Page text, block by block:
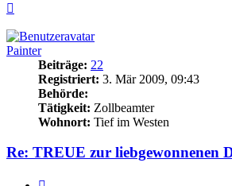
Painter
Beiträge: 22
Registriert: 3. Mär 2009, 09:43
Behörde:
Tätigkeit: Zollbeamter
Wohnort: Tief im Westen
Re: TREUE zur liebgewonnenen